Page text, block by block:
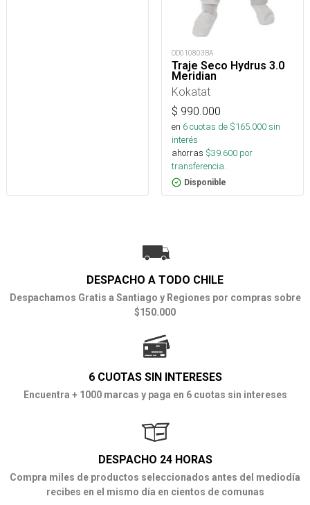
OD010803BA
Traje Seco Hydrus 3.0
Meridian
Kokatat
$ 990.000
en 6cuotas de $165.000sin
interés
ahorras $39.600 por
transferencia.
Disponible
DESPACHO A TODO CHILE
Despachamos Gratis a Santiago y Regiones por compras sobre
$150.000
6 CUOTAS SIN INTERESES
Encuentra + 1000 marcas y paga en 6 cuotas sin intereses
DESPACHO 24 HORAS
Compra miles de productos seleccionados antes del mediodía
recibes en el mismo día en cientos de comunas